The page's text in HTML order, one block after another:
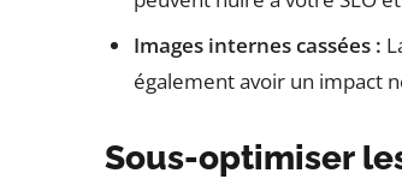
Images internes cassées :
également avoir un impact
Sous-optimiser